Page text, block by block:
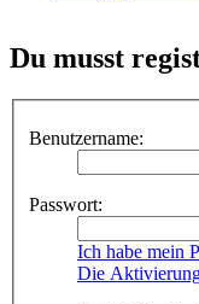
Du musst
Benutzername:
Passwort:
Ich habe mein
Die